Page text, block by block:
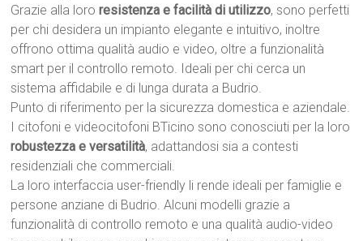
Grazie alla lororesistenza e facilità di utilizzo, sono perfetti
per chi desidera un impianto elegante e intuitivo, inoltre
offrono ottima qualità audio e video, oltre a funzionalità
smart per il controllo remoto. Ideali per chi cerca un
sistema affidabile e di lunga durata a Budrio.
Punto di riferimento per la sicurezza domestica e aziendale.
I citofoni e videocitofoni BTicino sono conosciuti per la loro
robustezza e versatilità, adattandosi sia a contesti
residenziali che commerciali.
La loro interfaccia user-friendly li rende ideali per famiglie e
persone anziane di Budrio. Alcuni modelli grazie a
funzionalità di controllo remoto e una qualità audio-video